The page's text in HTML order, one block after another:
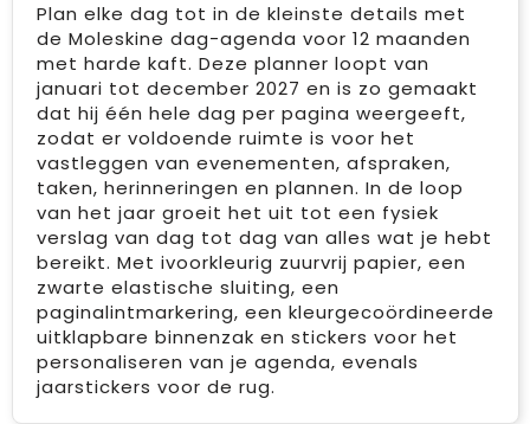
Plan elke dag tot in de kleinste details met
de Moleskine dag-agenda voor 12 maanden
met harde kaft. Deze planner loopt van
januari tot december 2027 en is zo gemaakt
dat hij één hele dag per pagina weergeeft,
zodat er voldoende ruimte is voor het
vastleggen van evenementen, afspraken,
taken, herinneringen en plannen. In de loop
van het jaar groeit het uit tot een fysiek
verslag van dag tot dag van alles wat je hebt
bereikt. Met ivoorkleurig zuurvrij papier, een
zwarte elastische sluiting, een
paginalintmarkering, een kleurgecoördineerde
uitklapbare binnenzak en stickers voor het
personaliseren van je agenda, evenals
jaarstickers voor de rug.